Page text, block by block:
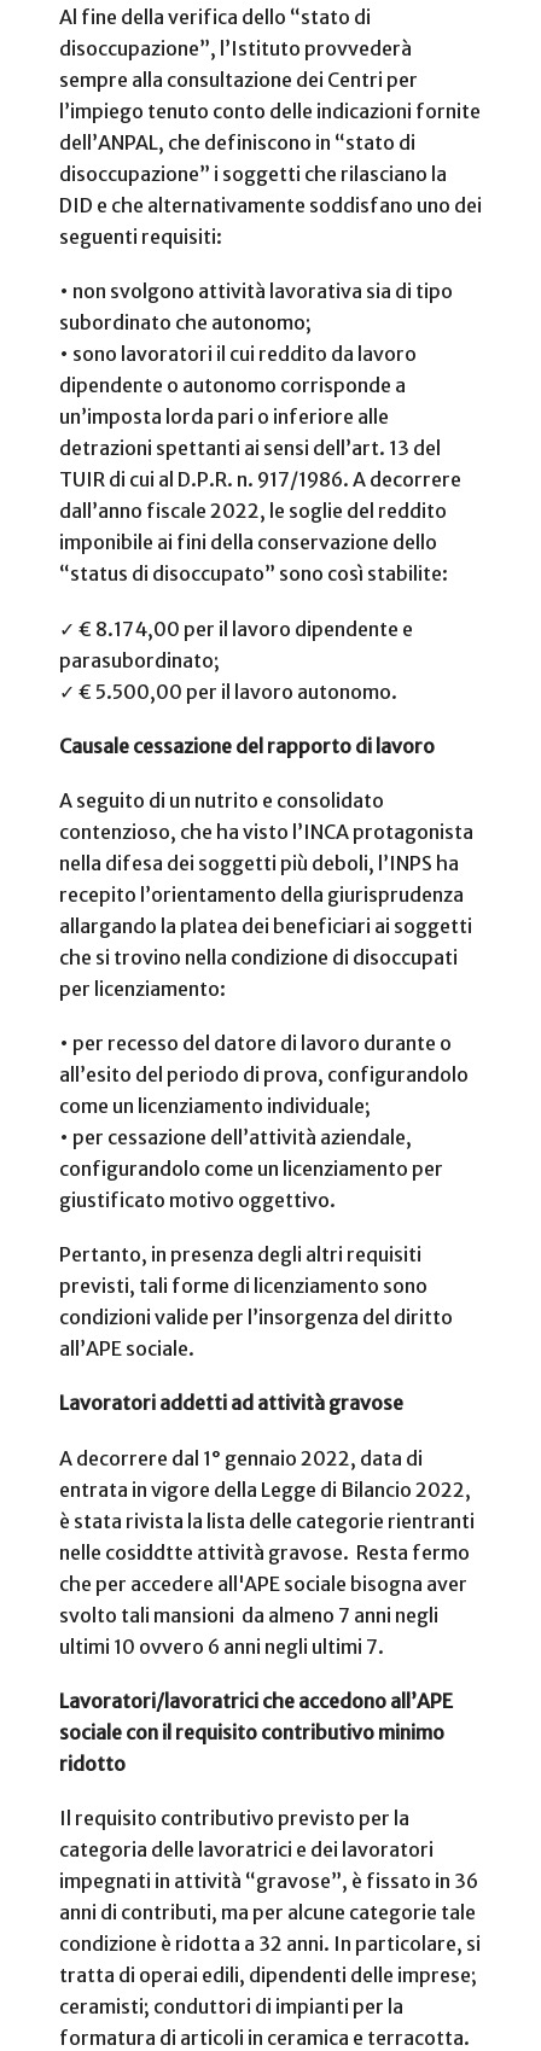
Al fine della verifica dello “stato di
disoccupazione”, l’Istituto provvederà
sempre alla consultazione dei Centri per
l’impiego tenuto conto delle indicazioni fornite
dell’ANPAL, che definiscono in “stato di
disoccupazione” i soggetti che rilasciano la
DID e che alternativamente soddisfano uno dei
seguenti requisiti:
• non svolgono attività lavorativa sia di tipo
subordinato che autonomo;
• sono lavoratori il cui reddito da lavoro
dipendente o autonomo corrisponde a
un’imposta lorda pari o inferiore alle
detrazioni spettanti ai sensi dell’art. 13 del
TUIR di cui al D.P.R. n. 917/1986. A decorrere
dall’anno fiscale 2022, le soglie del reddito
imponibile ai fini della conservazione dello
“status di disoccupato” sono così stabilite:
✓ € 8.174,00 per il lavoro dipendente e
parasubordinato;
✓ € 5.500,00 per il lavoro autonomo.
Causale cessazione del rapporto di lavoro
A seguito di un nutrito e consolidato
contenzioso, che ha visto l’INCA protagonista
nella difesa dei soggetti più deboli, l’INPS ha
recepito l’orientamento della giurisprudenza
allargando la platea dei beneficiari ai soggetti
che si trovino nella condizione di disoccupati
per licenziamento:
• per recesso del datore di lavoro durante o
all’esito del periodo di prova, configurandolo
come un licenziamento individuale;
• per cessazione dell’attività aziendale,
configurandolo come un licenziamento per
giustificato motivo oggettivo.
Pertanto, in presenza degli altri requisiti
previsti, tali forme di licenziamento sono
condizioni valide per l’insorgenza del diritto
all’APE sociale.
Lavoratori addetti ad attività gravose
A decorrere dal 1° gennaio 2022, data di
entrata in vigore della Legge di Bilancio 2022,
è stata rivista la lista delle categorie rientranti
nelle cosiddtte attività gravose. Resta fermo
che per accedere all'APE sociale bisogna aver
svolto tali mansioni da almeno 7 anni negli
ultimi 10 ovvero 6 anni negli ultimi 7.
Lavoratori/lavoratrici che accedono all’APE
sociale con il requisito contributivo minimo
ridotto
Il requisito contributivo previsto per la
categoria delle lavoratrici e dei lavoratori
impegnati in attività “gravose”, è fissato in 36
anni di contributi, ma per alcune categorie tale
condizione è ridotta a 32 anni. In particolare, si
tratta di operai edili, dipendenti delle imprese;
ceramisti; conduttori di impianti per la
formatura di articoli in ceramica e terracotta.